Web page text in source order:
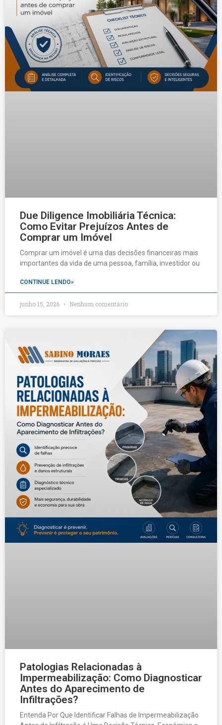
Due Diligence Imobiliária Técnica:
Como Evitar Prejuízos Antes de
Comprar um Imóvel
Comprar um imóvel é uma das decisões financeiras mais
importantes da vida de uma pessoa, família, investidor ou
CONTINUE LENDO»
junho 15, 2026 Nenhum comentário
Patologias Relacionadas à
Impermeabilização: Como Diagnosticar
Antes do Aparecimento de
Infiltrações?
Entenda Por Que Identificar Falhas de Impermeabilização